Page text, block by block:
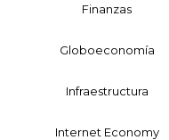
Finanzas
Globoeconomía
Infraestructura
Internet Economy